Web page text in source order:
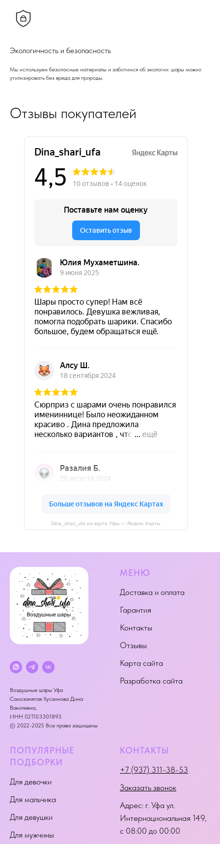
Экологичность и безопасность
Мы используем безопасные материалы и заботимся об экологии: шары можно
утилизировать без вреда для природы.
Отзывы покупателей
Dina_shari_ufa на карте Уфы — Яндекс Карты
Воздушные шары Уфа
Самозанятая Хусаинова Дина
Вакилевна,
ИНН 021103301893
© 2022-2025 Все права защищены
МЕНЮ
Доставка и оплата
Гарантия
Контакты
Отзывы
Карта сайта
Разработка сайта
ПОПУЛЯРНЫЕ
ПОДБОРКИ
Для девочки
Для мальчика
Для девушки
Для мужчины
КОНТАКТЫ
+7 (937) 311-38-53
Заказать звонок
Адрес: г. Уфа ул.
Интернациональная 149,
с 08:00 до 00:00